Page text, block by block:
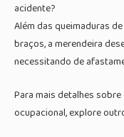
acidente?
Além das queimaduras
braços, a merendeira
necessitando de
Para mais detalhes
ocupacional, explore